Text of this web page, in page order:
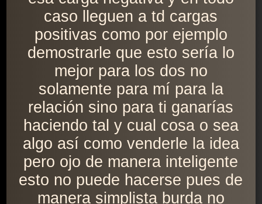
caso lleguen a td cargas
positivas como por ejemplo
demostrarle que esto sería lo
mejor para los dos no
solamente para mí para la
relación sino para ti ganarías
haciendo tal y cual cosa o sea
algo así como venderle la idea
pero ojo de manera inteligente
esto no puede hacerse pues de
manera simplista burda no